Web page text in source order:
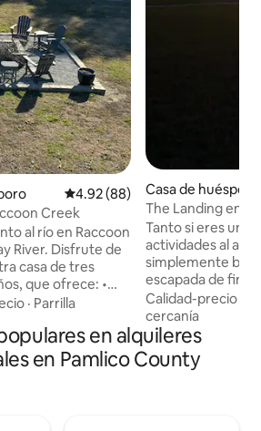
Calificación promedio: 4.92 de
4.92 (88)
Creek
al río en Raccoon
de
casa de tres
que ofrece: •
• Terraza
• Estacionamiento
• Dos
en un radio
· Parrilla
Casa de
The Landing en
Tanto si eres un
actividades al aire
simplemente
escapada de fin
lo tiene todo. A
encuentra The
un paraíso para
por su pesca y
calidad. El interior
Calidad-precio
cercanía
en alquileres
en Pamlico County